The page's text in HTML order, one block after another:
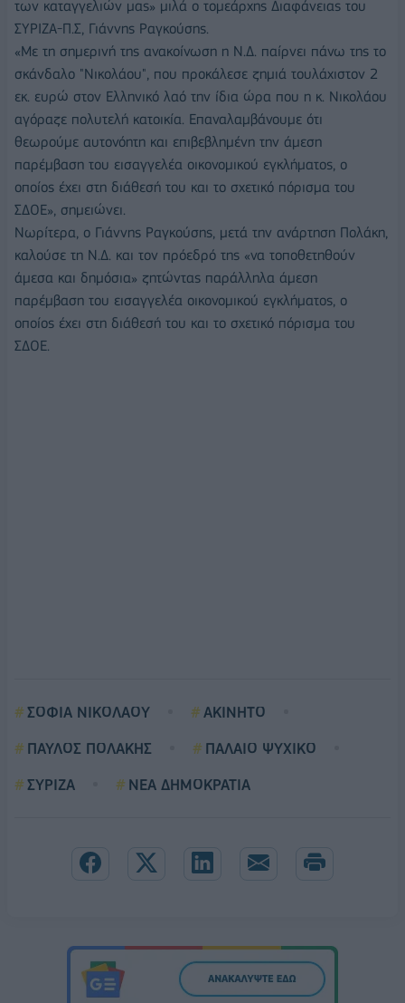
των καταγγελιών μας» μιλά ο τομεάρχης Διαφάνειας του
ΣΥΡΙΖΑ-Π.Σ, Γιάννης Ραγκούσης.
«Με τη σημερινή της ανακοίνωση η Ν.Δ. παίρνει πάνω της το
σκάνδαλο "Νικολάου", που προκάλεσε ζημιά τουλάχιστον 2
εκ. ευρώ στον Ελληνικό λαό την ίδια ώρα που η κ. Νικολάου
αγόραζε πολυτελή κατοικία. Επαναλαμβάνουμε ότι
θεωρούμε αυτονόητη και επιβεβλημένη την άμεση
παρέμβαση του εισαγγελέα οικονομικού εγκλήματος, ο
οποίος έχει στη διάθεσή του και το σχετικό πόρισμα του
ΣΔΟΕ», σημειώνει.
Νωρίτερα, ο Γιάννης Ραγκούσης, μετά την ανάρτηση Πολάκη,
καλούσε τη Ν.Δ. και τον πρόεδρό της «να τοποθετηθούν
άμεσα και δημόσια» ζητώντας παράλληλα άμεση
παρέμβαση του εισαγγελέα οικονομικού εγκλήματος, ο
οποίος έχει στη διάθεσή του και το σχετικό πόρισμα του
ΣΔΟΕ.
ΣΟΦΙΑ ΝΙΚΟΛΑΟΥ
ΑΚΙΝΗΤΟ
ΠΑΥΛΟΣ ΠΟΛΑΚΗΣ
ΠΑΛΑΙΟ ΨΥΧΙΚΟ
ΣΥΡΙΖΑ
ΝΕΑ ΔΗΜΟΚΡΑΤΙΑ